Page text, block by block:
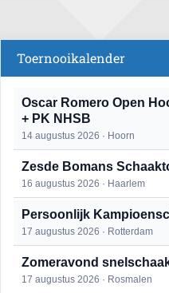
Toernooikalender
Oscar Romero Open
+ PK NHSB
14 augustus 2026 · Hoorn
Zesde Bomans
16 augustus 2026 · Haarlem
Persoonlijk
17 augustus 2026 · Rotterdam
Zomeravond
17 augustus 2026 · Rosmalen